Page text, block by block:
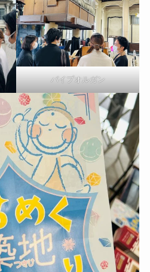
パイプオルガン